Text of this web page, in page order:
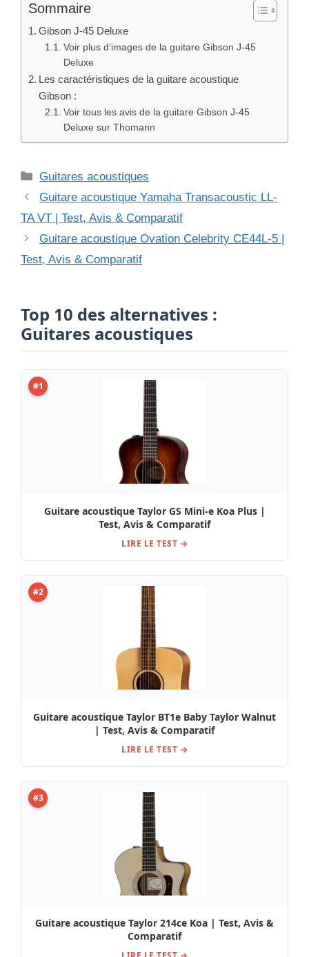
Sommaire
Gibson J-45 Deluxe
Voir plus d’images de la guitare Gibson J-45
Deluxe
Les caractéristiques de la guitare acoustique
Gibson :
Voir tous les avis de la guitare Gibson J-45
Deluxe sur Thomann
Catégories
Guitares acoustiques
Guitare acoustique Yamaha Transacoustic LL-
TA VT | Test, Avis & Comparatif
Guitare acoustique Ovation Celebrity CE44L-5 |
Test, Avis & Comparatif
Top 10 des alternatives :
Guitares acoustiques
#1
Guitare acoustique Taylor GS Mini-e Koa Plus |
Test, Avis & Comparatif
LIRE LE TEST →
#2
Guitare acoustique Taylor BT1e Baby Taylor Walnut
| Test, Avis & Comparatif
LIRE LE TEST →
#3
Guitare acoustique Taylor 214ce Koa | Test, Avis &
Comparatif